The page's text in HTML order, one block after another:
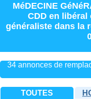
MéDECINE
CDDen libéral
généraliste dans la
34 annonces de
TOUTES